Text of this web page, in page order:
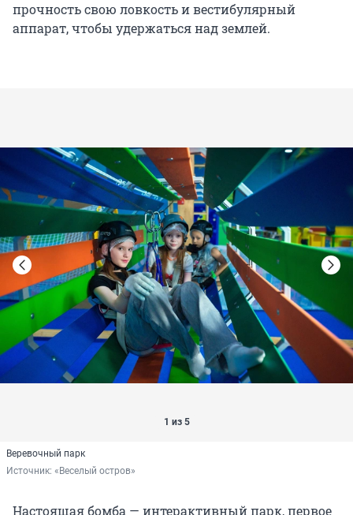
прочность свою ловкость и вестибулярный
аппарат, чтобы удержаться над землей.
1 из 5
Веревочный парк
Источник: «Веселый остров»
Настоящая бомба — интерактивный парк, первое